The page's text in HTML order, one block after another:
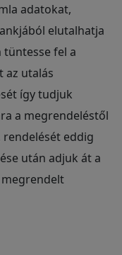
adatokat,
elutalhatja
fel a
az utalás
így tudjuk
a megrendeléstől
eddig
után adjuk át a